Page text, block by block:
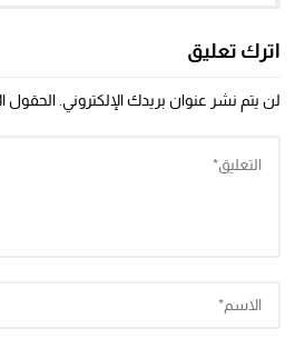
اترك تعليق
لن يتم نشر عنوان بريدك الإلكتروني. الحقول